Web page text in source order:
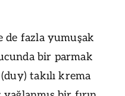
de fazla yumuşak
bir parmak
(duy) takılı krema